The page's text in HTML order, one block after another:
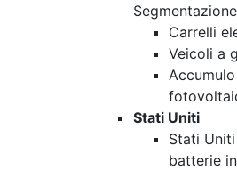
Carrelli
Veicoli a
Stati Uniti
Stati
batterie